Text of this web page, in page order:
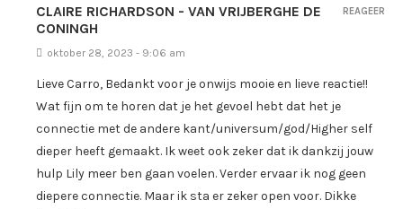
CLAIRE RICHARDSON - VAN VRIJBERGHE DE
CONINGH
oktober 28, 2023 - 9:06 am
Lieve Carro, Bedankt voor je onwijs mooie en lieve reactie!!
Wat fijn om te horen dat je het gevoel hebt dat het je
connectie met de andere kant/universum/god/Higher self
dieper heeft gemaakt. Ik weet ook zeker dat ik dankzij jouw
hulp Lily meer ben gaan voelen. Verder ervaar ik nog geen
diepere connectie. Maar ik sta er zeker open voor. Dikke
REAGEER